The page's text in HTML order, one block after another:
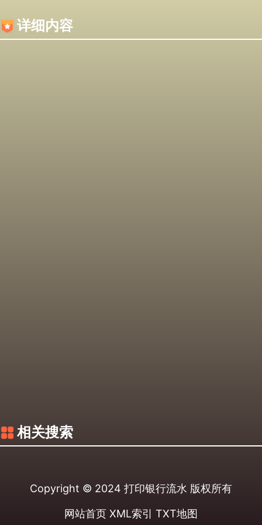
详细内容
相关搜索
Copyright © 2024 打印银行流水 版权所有
网站首页 XML索引 TXT地图